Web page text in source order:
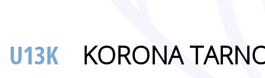
U13K KORONA